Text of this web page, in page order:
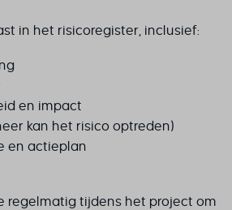
in het risicoregister, inclusief:
en impact
kan het risico optreden)
en actieplan
regelmatig tijdens het project om